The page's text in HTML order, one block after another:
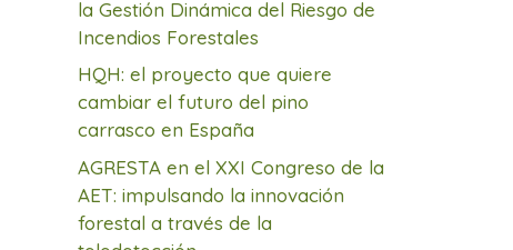
la Gestión Dinámica del Riesgo de
Incendios Forestales
HQH: el proyecto que quiere
cambiar el futuro del pino
carrasco en España
AGRESTA en el XXI Congreso de la
AET: impulsando la innovación
forestal a través de la